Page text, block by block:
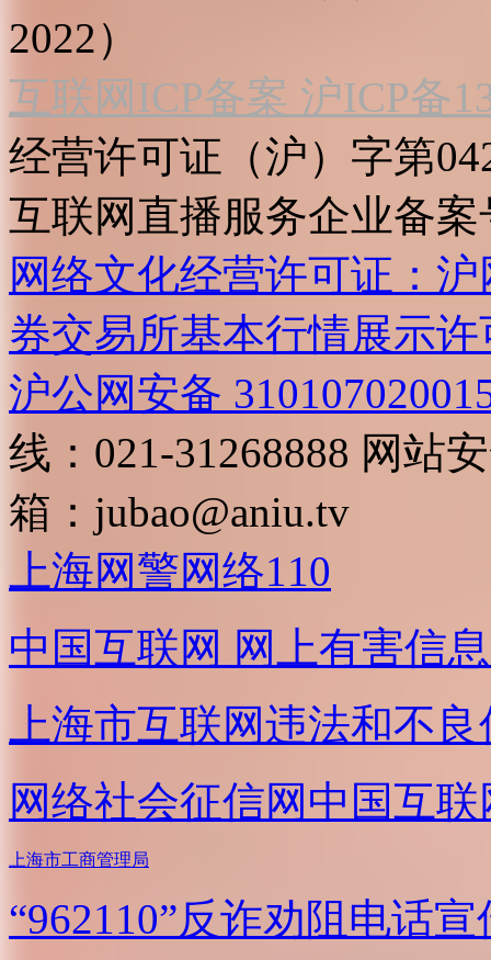
2022）
互联网ICP备案 沪ICP备
经营许可证（沪）字第
互联网直播服务企业备案
网络文化经营许可证：
券交易所基本行情展示许
沪公网安备
线：021-31268888 网站
箱： jubao@aniu.tv
上海网警网络110
中国互联网 网上有害信
上海市互联网违法和不
网络社会征信网 中国互
上海市工商管理局
“962110”反诈劝阻电话宣